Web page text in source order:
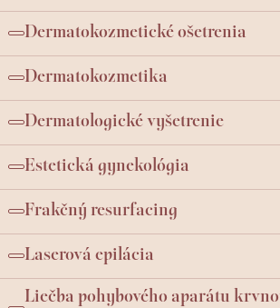
Dermatokozmetické ošetrenia
Dermatokozmetika
Dermatologické vyšetrenie
Estetická gynekológia
Frakčný resurfacing
Laserová epilácia
Liečba pohybového aparátu